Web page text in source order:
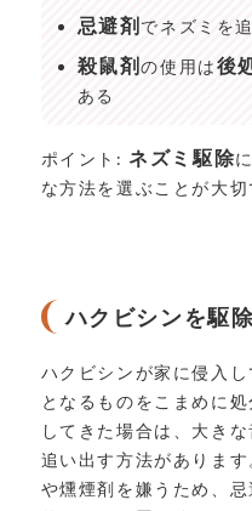
忌避剤でネズミを
殺鼠剤の使用は後
ある
ポイント:ネズミ駆除
な方法を選ぶことが大切
ハクビシンを駆
ハクビシンが家に侵入
となるものをこまめに
してきた場合は、大き
追い出す方法がありま
や燻煙剤を嫌うため、